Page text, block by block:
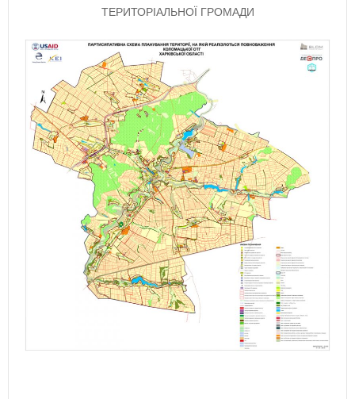
ТЕРИТОРІАЛЬНОЇ ГРОМАДИ